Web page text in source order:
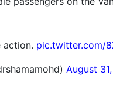
action. pic.twitter.com/
August